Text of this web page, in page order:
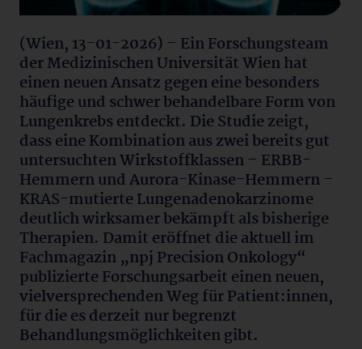
(Wien, 13-01-2026) – Ein Forschungsteam
der Medizinischen Universität Wien hat
einen neuen Ansatz gegen eine besonders
häufige und schwer behandelbare Form von
Lungenkrebs entdeckt. Die Studie zeigt,
dass eine Kombination aus zwei bereits gut
untersuchten Wirkstoffklassen – ERBB-
Hemmern und Aurora-Kinase-Hemmern –
KRAS-mutierte Lungenadenokarzinome
deutlich wirksamer bekämpft als bisherige
Therapien. Damit eröffnet die aktuell im
Fachmagazin „npj Precision Onkology“
publizierte Forschungsarbeit einen neuen,
vielversprechenden Weg für Patient:innen,
für die es derzeit nur begrenzt
Behandlungsmöglichkeiten gibt.